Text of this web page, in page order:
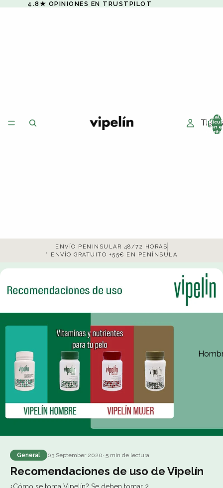
4.8★ OPINIONES EN TRUSTPILOT
Total
en
ENVÍO PENINSULAR 48/72 HORAS
* ENVÍO GRATUITO +55€ EN PENÍNSULA
General 03 September 2020· 5 min de lectura
Recomendaciones de uso de Vipelín